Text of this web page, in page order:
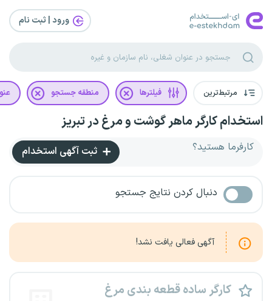
ورود | ثبت‌ نام
مرتبط‌ترین فیلترها منطقه جستجو
استخدام کارگر ماهر گوشت و مرغ در تبریز
کارفرما هستید؟ ثبت آگهی استخدام
دنبال کردن نتایج جستجو
آگهی فعالی یافت نشد!
کارگر ساده قطعه بندی مرغ